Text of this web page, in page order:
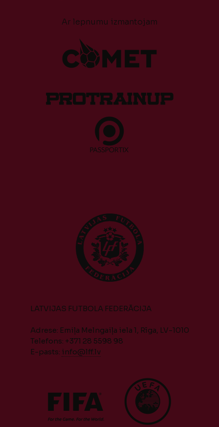
Ar lepnumu izmantojam
LATVIJAS FUTBOLA FEDERĀCIJA
Adrese: Emiļa Melngaiļa iela 1, Rīga, LV-1010
Telefons: +371 28 5598 98
E-pasts: info@lff.lv